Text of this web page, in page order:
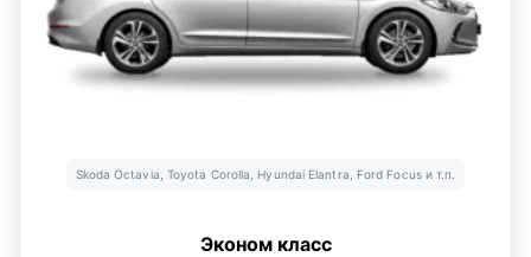
Skoda Octavia, Toyota Corolla, Hyundai Elantra, Ford Focus и т.п.
Эконом класс